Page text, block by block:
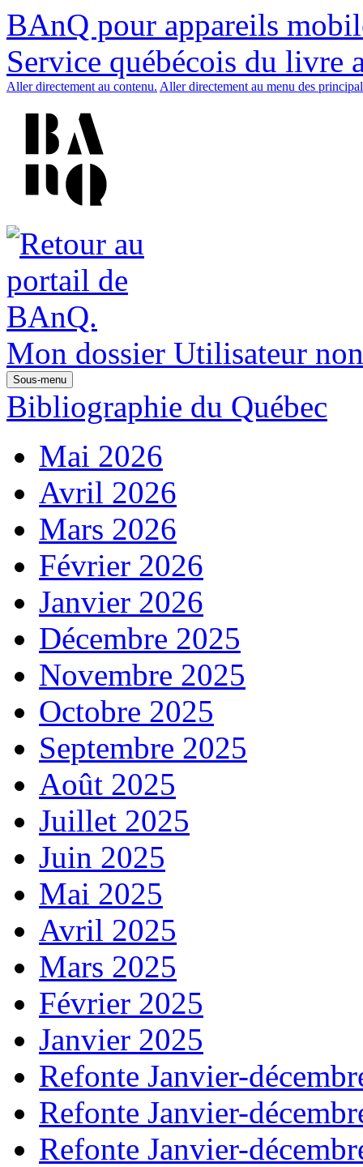
BAnQ pour appareils
Service québécois du livre
Aller directement au contenu. Aller directement au menu des
Mon dossier Utilisateur
Sous-menu
Bibliographie du Québec
Mai 2026
Avril 2026
Mars 2026
Février 2026
Janvier 2026
Décembre 2025
Novembre 2025
Octobre 2025
Septembre 2025
Août 2025
Juillet 2025
Juin 2025
Mai 2025
Avril 2025
Mars 2025
Février 2025
Janvier 2025
Refonte Janvier-
Refonte Janvier-
Refonte Janvier-